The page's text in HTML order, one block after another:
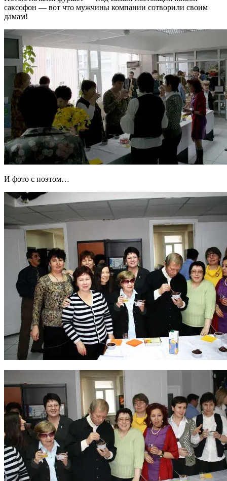
саксофон — вот что мужчины компании сотворили своим
дамам!
И фото с поэтом…